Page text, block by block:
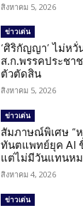
สิงหาคม 5, 2026
ข่าวเด่น
‘ศิริกัญญา’ ไม่ห
ส.ก.พรรคประชา
ตัวตัดสิน
สิงหาคม 5, 2026
ข่าวเด่น
สัมภาษณ์พิเศษ “
ทันตแพทย์ยุค AI
แต่ไม่มีวันแทนห
สิงหาคม 4, 2026
ข่าวเด่น